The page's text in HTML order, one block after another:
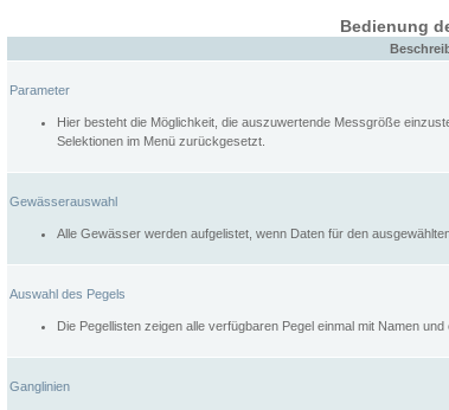
Bedienung
Parameter
Hier besteht die Möglichkeit, die auszuwertende Messgröße
Selektionen im Menü zurückgesetzt.
Gewässerauswahl
Alle Gewässer werden aufgelistet, wenn Daten für den
Auswahl des Pegels
Die Pegellisten zeigen alle verfügbaren Pegel einmal mit Namen und
Ganglinien